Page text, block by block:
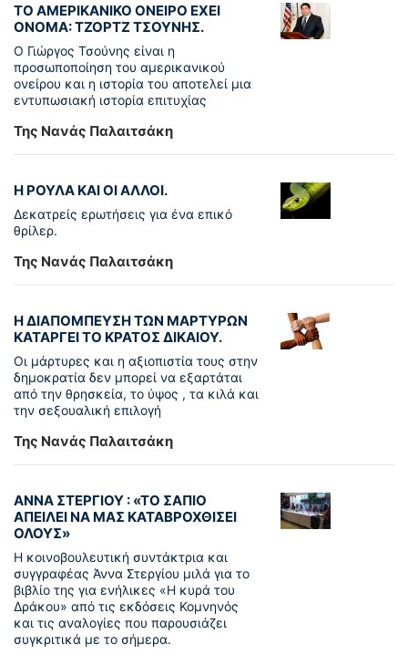
ΤΟ ΑΜΕΡΙΚΑΝΙΚΟ ΟΝΕΙΡΟ ΕΧΕΙ
ΟΝΟΜΑ: ΤΖΟΡΤΖ ΤΣΟΥΝΗΣ.
Ο Γιώργος Τσούνης είναι η
προσωποποίηση του αμερικανικού
ονείρου και η ιστορία του αποτελεί μια
εντυπωσιακή ιστορία επιτυχίας
Της Νανάς Παλαιτσάκη
Η ΡΟΥΛΑ ΚΑΙ ΟΙ ΑΛΛΟΙ.
Δεκατρείς ερωτήσεις για ένα επικό
θρίλερ.
Της Νανάς Παλαιτσάκη
Η ΔΙΑΠΟΜΠΕΥΣΗ ΤΩΝ ΜΑΡΤΥΡΩΝ
ΚΑΤΑΡΓΕΙ ΤΟ ΚΡΑΤΟΣ ΔΙΚΑΙΟΥ.
Οι μάρτυρες και η αξιοπιστία τους στην
δημοκρατία δεν μπορεί να εξαρτάται
από την θρησκεία, το ύψος , τα κιλά και
την σεξουαλική επιλογή
Της Νανάς Παλαιτσάκη
ΑΝΝΑ ΣΤΕΡΓΙΟΥ : «ΤΟ ΣΑΠΙΟ
ΑΠΕΙΛΕΙ ΝΑ ΜΑΣ ΚΑΤΑΒΡΟΧΘΙΣΕΙ
ΟΛΟΥΣ»
Η κοινοβουλευτική συντάκτρια και
συγγραφέας Άννα Στεργίου μιλά για το
βιβλίο της για ενήλικες «Η κυρά του
Δράκου» από τις εκδόσεις Κομνηνός
και τις αναλογίες που παρουσιάζει
συγκριτικά με το σήμερα.